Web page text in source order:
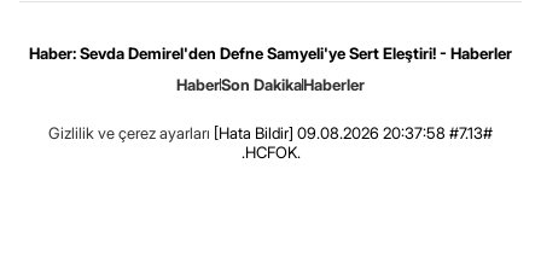
Haber: Sevda Demirel'den Defne Samyeli'ye Sert Eleştiri! - Haberler
HaberSon DakikaHaberler
Gizlilik ve çerez ayarları [Hata Bildir] 09.08.2026 20:37:58 #7.13#
.HCFOK.